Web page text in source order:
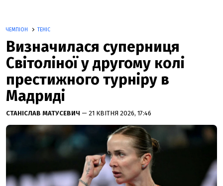
ЧЕМПІОН ТЕНІС
Визначилася суперниця
Світоліної у другому колі
престижного турніру в
Мадриді
СТАНІСЛАВ МАТУСЕВИЧ — 21 КВІТНЯ 2026, 17:46